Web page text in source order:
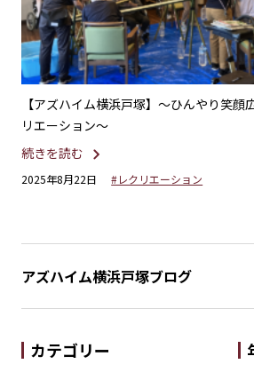
【アズハイム横浜戸塚】〜ひんやり笑顔
リエーション～
続きを読む
2025年8月22日 #レクリエーション
アズハイム横浜戸塚ブログ
カテゴリー